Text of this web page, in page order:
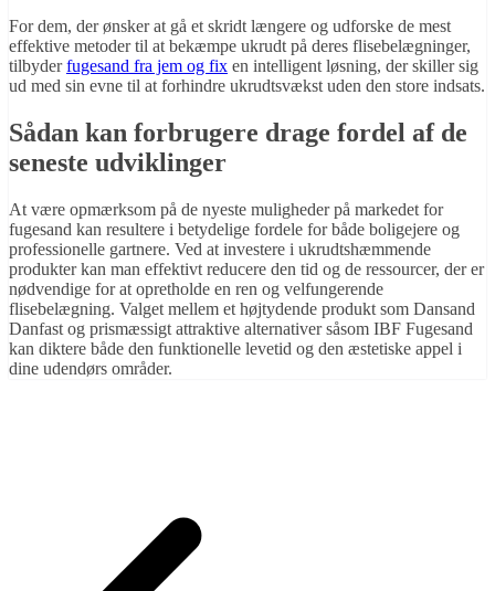
For dem, der ønsker at gå et skridt længere og udforske de mest
effektive metoder til at bekæmpe ukrudt på deres flisebelægninger,
tilbyderfugesand fra jem og fix en intelligent løsning, der skiller sig
ud med sin evne til at forhindre ukrudtsvækst uden den store indsats.
Sådan kan forbrugere drage fordel af de
seneste udviklinger
At være opmærksom på de nyeste muligheder på markedet for
fugesand kan resultere i betydelige fordele for både boligejere og
professionelle gartnere. Ved at investere i ukrudtshæmmende
produkter kan man effektivt reducere den tid og de ressourcer, der er
nødvendige for at opretholde en ren og velfungerende
flisebelægning. Valget mellem et højtydende produkt som Dansand
Danfast og prismæssigt attraktive alternativer såsom IBF Fugesand
kan diktere både den funktionelle levetid og den æstetiske appel i
dine udendørs områder.